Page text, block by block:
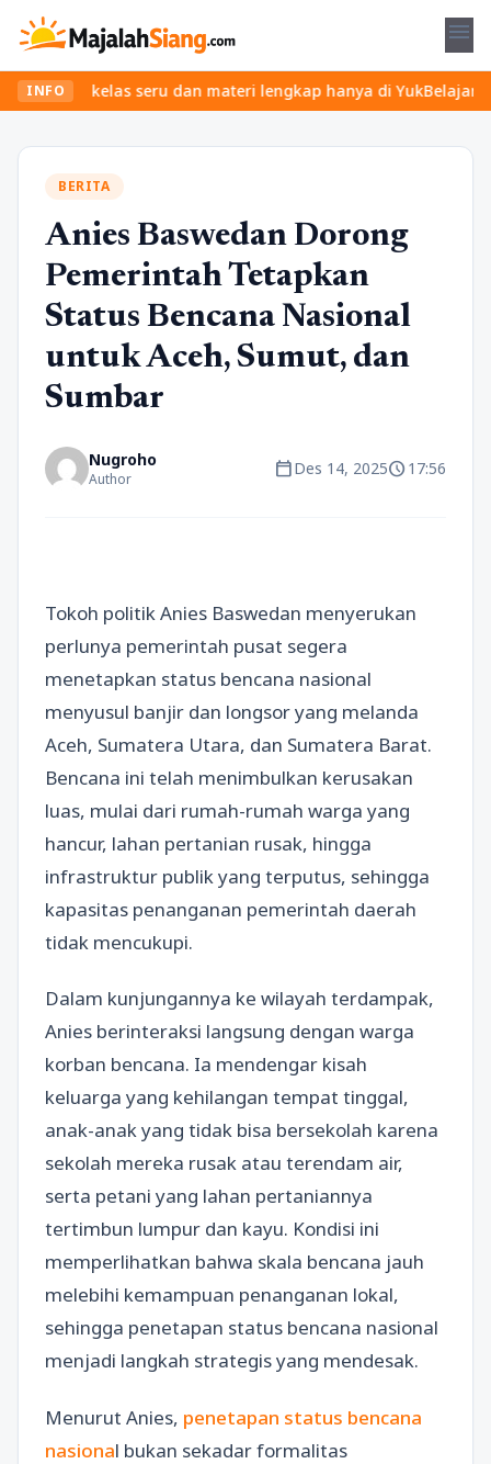
menu
INFO
kelas seru dan materi lengkap hanya di YukBelajar.com.
BERITA
Anies Baswedan Dorong
Pemerintah Tetapkan
Status Bencana Nasional
untuk Aceh, Sumut, dan
Sumbar
Nugroho
Author calendar_todayDes 14, 2025schedule17:56
Tokoh politik Anies Baswedan menyerukan
perlunya pemerintah pusat segera
menetapkan status bencana nasional
menyusul banjir dan longsor yang melanda
Aceh, Sumatera Utara, dan Sumatera Barat.
Bencana ini telah menimbulkan kerusakan
luas, mulai dari rumah-rumah warga yang
hancur, lahan pertanian rusak, hingga
infrastruktur publik yang terputus, sehingga
kapasitas penanganan pemerintah daerah
tidak mencukupi.
Dalam kunjungannya ke wilayah terdampak,
Anies berinteraksi langsung dengan warga
korban bencana. Ia mendengar kisah
keluarga yang kehilangan tempat tinggal,
anak-anak yang tidak bisa bersekolah karena
sekolah mereka rusak atau terendam air,
serta petani yang lahan pertaniannya
tertimbun lumpur dan kayu. Kondisi ini
memperlihatkan bahwa skala bencana jauh
melebihi kemampuan penanganan lokal,
sehingga penetapan status bencana nasional
menjadi langkah strategis yang mendesak.
Menurut Anies, penetapan status bencana
nasional bukan sekadar formalitas